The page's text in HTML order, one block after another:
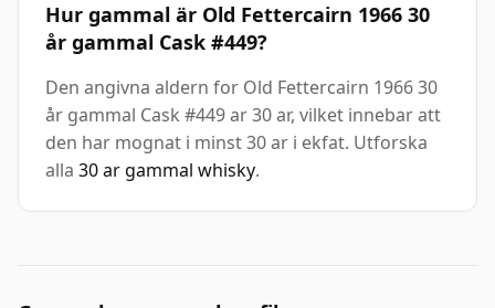
Hur gammal är Old Fettercairn 1966 30
år gammal Cask #449?
Den angivna aldern for Old Fettercairn 1966 30
år gammal Cask #449 ar 30 ar, vilket innebar att
den har mognat i minst 30 ar i ekfat. Utforska
alla 30 ar gammal whisky.